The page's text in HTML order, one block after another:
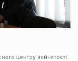
центру зайнятості